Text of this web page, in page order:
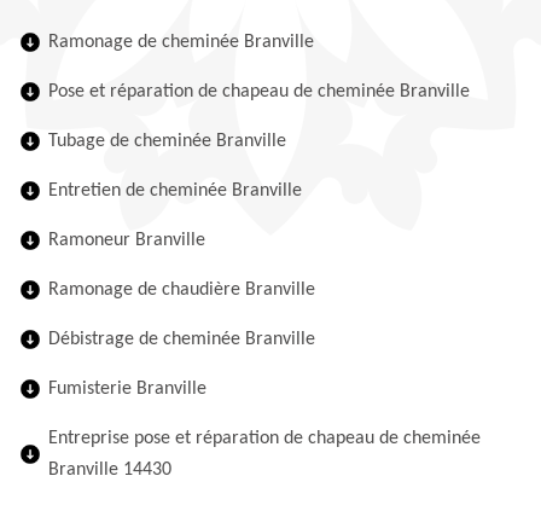
Ramonage de cheminée Branville
Pose et réparation de chapeau de cheminée Branville
Tubage de cheminée Branville
Entretien de cheminée Branville
Ramoneur Branville
Ramonage de chaudière Branville
Débistrage de cheminée Branville
Fumisterie Branville
Entreprise pose et réparation de chapeau de cheminée
Branville 14430